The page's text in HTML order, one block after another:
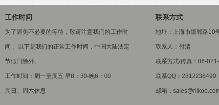
工作时间
为了避免不必要的等待，敬请注意我们的工作时
间 。以下是我们的正常工作时间，中国大陆法定
节假日除外。
工作时间：周一至周五 早8：30-晚6：00
周日、周六休息
联系方式
地址：上海市邯郸路10
联系人：付清
联系方式/传真：86-
联系QQ：2312238490
邮箱：